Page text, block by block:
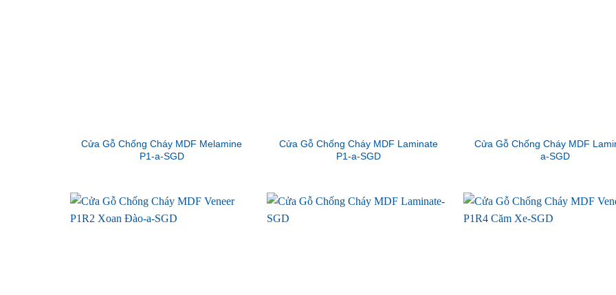
Cửa Gỗ Chống Cháy MDF Melamine
P1-a-SGD
Cửa Gỗ Chống Cháy MDF Laminate
P1-a-SGD
Cửa Gỗ Chống Cháy MDF
a-SGD